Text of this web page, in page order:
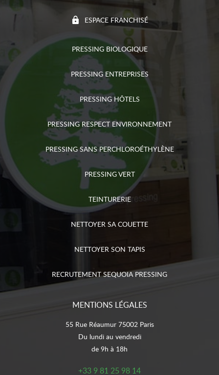
ESPACE FRANCHISÉ
PRESSING BIOLOGIQUE
PRESSING ENTREPRISES
PRESSING HÔTELS
PRESSING RESPECT ENVIRONNEMENT
PRESSING SANS PERCHLOROÉTHYLÈNE
PRESSING VERT
TEINTURERIE
NETTOYER SA COUETTE
NETTOYER SON TAPIS
RECRUTEMENT SEQUOIA PRESSING
MENTIONS LÉGALES
55 Rue Réaumur 75002 Paris
Du lundi au vendredi
de 9h à 18h
+33 9 81 25 98 14